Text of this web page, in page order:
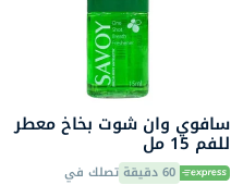
سافوي وان شوت بخاخ معطر
للفم 15 مل
60 دقيقة تصلك في